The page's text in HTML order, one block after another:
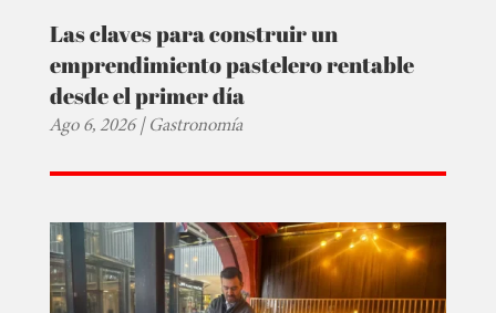
Las claves para construir un
emprendimiento pastelero rentable
desde el primer día
Ago 6, 2026|Gastronomía